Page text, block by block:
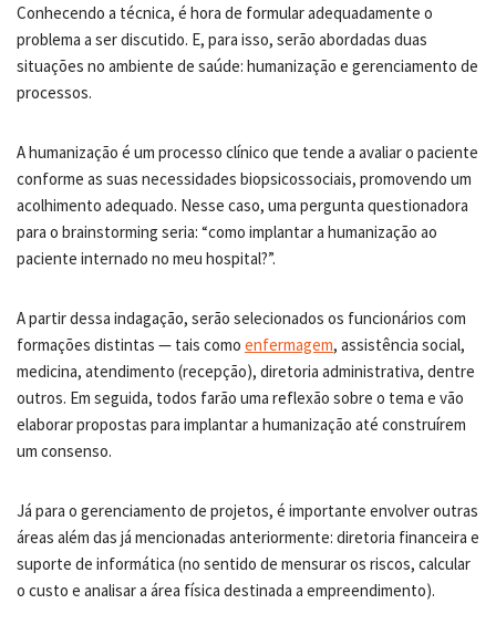
Conhecendo a técnica, é hora de formular adequadamente o
problema a ser discutido. E, para isso, serão abordadas duas
situações no ambiente de saúde: humanização e gerenciamento de
processos.
A humanização é um processo clínico que tende a avaliar o paciente
conforme as suas necessidades biopsicossociais, promovendo um
acolhimento adequado. Nesse caso, uma pergunta questionadora
para o brainstorming seria: “como implantar a humanização ao
paciente internado no meu hospital?”.
A partir dessa indagação, serão selecionados os funcionários com
formações distintas — tais como enfermagem, assistência social,
medicina, atendimento (recepção), diretoria administrativa, dentre
outros. Em seguida, todos farão uma reflexão sobre o tema e vão
elaborar propostas para implantar a humanização até construírem
um consenso.
Já para o gerenciamento de projetos, é importante envolver outras
áreas além das já mencionadas anteriormente: diretoria financeira e
suporte de informática (no sentido de mensurar os riscos, calcular
o custo e analisar a área física destinada a empreendimento).